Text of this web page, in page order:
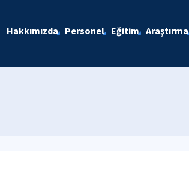
Hakkımızda Personel Eğitim Araştırma